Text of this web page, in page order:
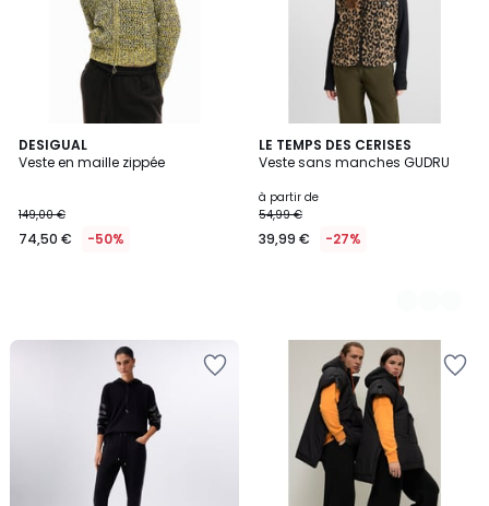
DESIGUAL
Veste en maille zippée
149,00 €
74,50 € -50%
LE TEMPS DES CERISES
Veste sans manches GUDRU
à partir de
54,99 €
39,99 € -27%
3
Couleurs